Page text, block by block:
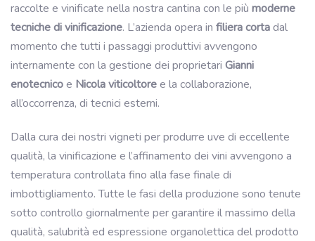
raccolte e vinificate nella nostra cantina con le più moderne
tecniche di vinificazione. L’azienda opera in filiera cortadal
momento che tutti i passaggi produttivi avvengono
internamente con la gestione dei proprietari Gianni
enotecnicoe Nicola viticoltoree la collaborazione,
all’occorrenza, di tecnici esterni.
Dalla cura dei nostri vigneti per produrre uve di eccellente
qualità, la vinificazione e l’affinamento dei vini avvengono a
temperatura controllata fino alla fase finale di
imbottigliamento. Tutte le fasi della produzione sono tenute
sotto controllo giornalmente per garantire il massimo della
qualità, salubrità ed espressione organolettica del prodotto